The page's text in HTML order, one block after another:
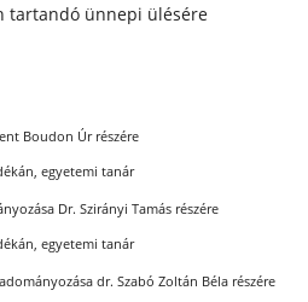
tartandó ünnepi ülésére
Boudon Úr részére
egyetemi tanár
Dr. Szirányi Tamás részére
egyetemi tanár
dr. Szabó Zoltán Béla részére